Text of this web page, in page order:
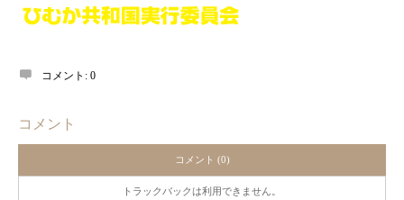
コメント: 0
コメント
コメント (0)
トラックバックは利用できません。